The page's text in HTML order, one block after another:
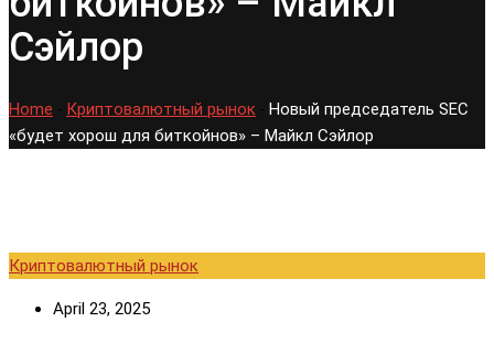
Сэйлор
Home Криптовалютный рынок
Новый председатель SEC
«будет хорош для биткойнов» – Майкл Сэйлор
Криптовалютный рынок
April 23, 2025